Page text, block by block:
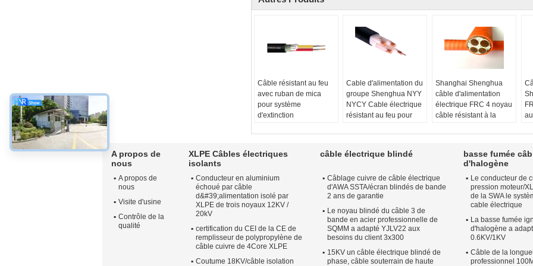
Câble résistant au feu
avec ruban de mica
pour système
d'extinction
de la fumée du groupe
Group Cable CU
Un noyau, deux
quatre noyaux, cinq
La valeur de
l'échantillon doit être
déterminée en fonction
Cable d'alimentation du
groupe Shenghua NYY
NYCY Cable électrique
résistant au feu pour
maison
feu
mm2
Tension nominale:
600/1000V
Isolation: PVC/XLPE
Shanghai Shenghua
câble d'alimentation
électrique FRC 4 noyau
câble résistant à la
mm Température 90 ° C
1.5 mm2 à 800
Tension nominale:
0.6/1kv
PVC
A propos de
nous
A propos de
nous
Visite d'usine
Contrôle de la
qualité
XLPE Câbles électriques
isolants
Conducteur en aluminium
échoué par câble
d&#39;alimentation isolé par
XLPE de trois noyaux 12KV /
20kV
certification du CEI de la CE de
remplisseur de polypropylène de
câble cuivre de 4Core XLPE
Coutume 18KV/câble isolation
câble électrique blindé
Câblage cuivre de câble électrique
d'AWA SSTA/écran blindés de bande
2 ans de garantie
Le noyau blindé du câble 3 de
bande en acier professionnelle de
SQMM a adapté YJLV22 aux
besoins du client 3x300
15KV un câble électrique blindé de
phase, câble souterrain de haute
basse fumée
d'halogène
Le conducteur de
pression moteur/
de la SWA le
cable électrique
La basse fumée
d'halogène a
0.6KV/1KV
Câble de la
professionnel